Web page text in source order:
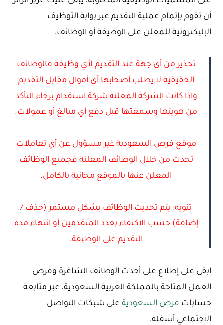
أن تقوم بإتمام عملية التقديم عبر بوابة التوظيف
الإليكترونية للمعلن على الوظيفة أو الوظائف.
تحذير من أي جهة عند التقديم لأي وظيفة فالوظائف
الحقيقية لا يطلب أصحابها أي أموال مقابل التقديم
واذا كانت الشركة المعلنة شركة استقدام برجاء التأكد
من هويتها وسمعتها قبل دفع أي مبالغ أو عمولات.
موقع فرص السعودية غير مسؤول عن أي تعاملات
تحدث من خلال الوظائف المعلنة فجميع الوظائف
المعلن عنها بالموقع مجانية بالكامل.
تنويه: يتم تحديث الوظائف بشكل مستمر (حذف /
إضافة) حسب الاكتفاء بعدد المتقدمين أو انتهاء مدة
التقديم على الوظيفة.
ابقى على إطلاع على أحدث الوظائف الشاغرة وفرص
العمل المتاحة بالمملكة العربية السعودية، عبر متابعة
حسابات فرص السعودية على شبكات التواصل
الاجتماعي أسفله.